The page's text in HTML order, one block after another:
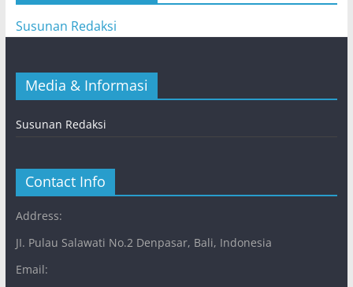
Susunan Redaksi
Media & Informasi
Susunan Redaksi
Contact Info
Address:
JI. Pulau Salawati No.2 Denpasar, Bali, Indonesia
Email: